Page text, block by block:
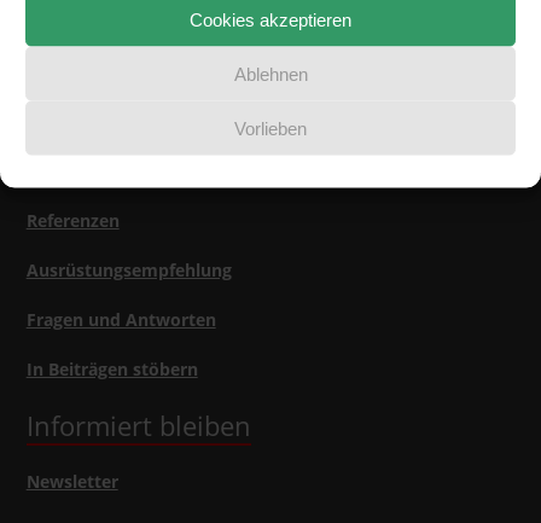
Cookies akzeptieren
Ablehnen
Vorlieben
Jetzt lesen
Referenzen
Ausrüstungsempfehlung
Fragen und Antworten
In Beiträgen stöbern
Informiert bleiben
Newsletter